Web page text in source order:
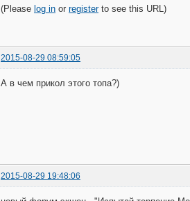
(Please log in or registerto see this URL)
2015-08-29 08:59:05
А в чем прикол этого топа?)
2015-08-29 19:48:06